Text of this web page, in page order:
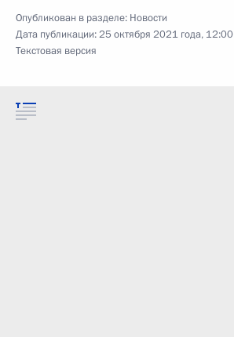
Опубликован в разделе: Новости
Дата публикации:25 октября 2021 года, 12:00
Текстовая версия